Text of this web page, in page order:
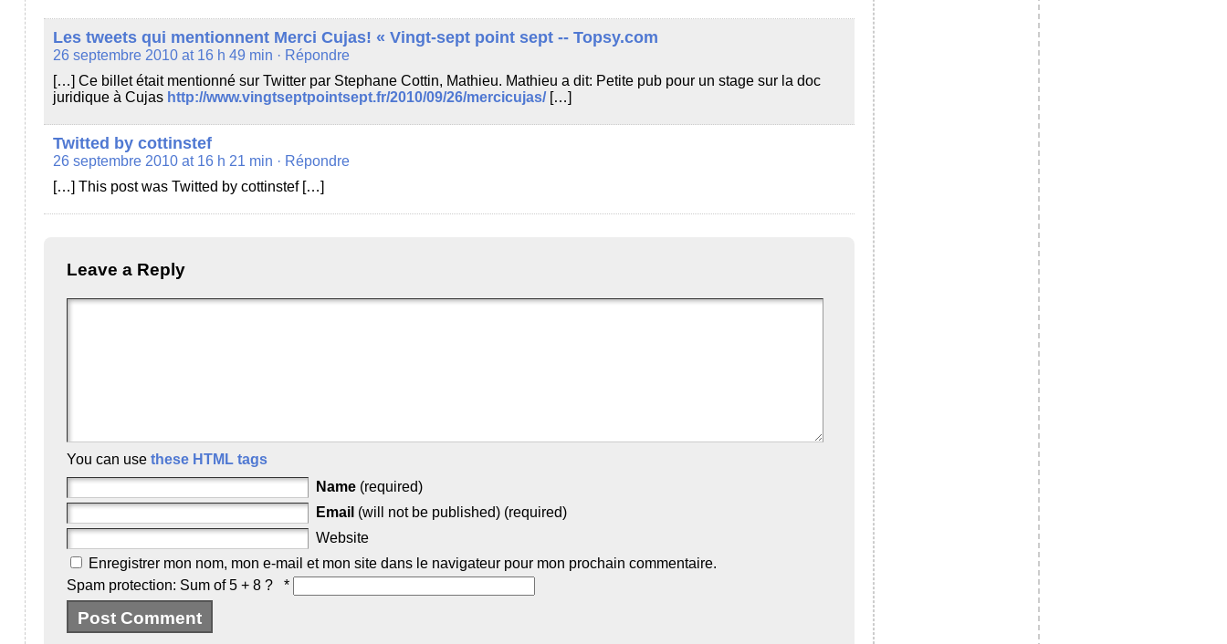
Les tweets qui mentionnent Merci Cujas! « Vingt-sept point sept -- Topsy.com
26 septembre 2010 at 16 h 49 min · Répondre
[…] Ce billet était mentionné sur Twitter par Stephane Cottin, Mathieu. Mathieu a dit: Petite pub pour un stage sur la doc
juridique à Cujas http://www.vingtseptpointsept.fr/2010/09/26/mercicujas/[…]
Twitted by cottinstef
26 septembre 2010 at 16 h 21 min · Répondre
[…] This post was Twitted by cottinstef […]
Leave a Reply
You can use these HTML tags
Name (required)
Email (will not be published) (required)
Website
Enregistrer mon nom, mon e-mail et mon site dans le navigateur pour mon prochain commentaire.
Spam protection: Sum of 5 + 8 ?
*